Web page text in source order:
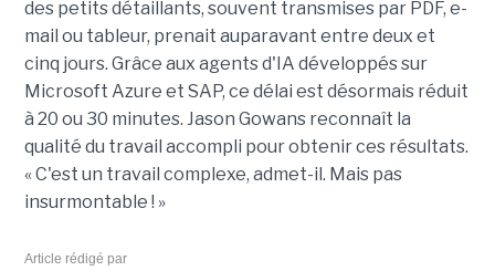
des petits détaillants, souvent transmises par PDF, e-
mail ou tableur, prenait auparavant entre deux et
cinq jours. Grâce aux agents d'IA développés sur
Microsoft Azure et SAP, ce délai est désormais réduit
à 20 ou 30 minutes. Jason Gowans reconnaît la
qualité du travail accompli pour obtenir ces résultats.
« C'est un travail complexe, admet-il. Mais pas
insurmontable ! »
Article rédigé par